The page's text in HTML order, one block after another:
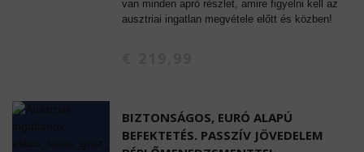
BIZTONSÁGOS, EURÓ ALAPÚ
BEFEKTETÉS. PASSZÍV JÖVEDELEM
van minden apró részlet, amire figyelni kell az
ausztriai ingatlan megvétele előtt és közben!